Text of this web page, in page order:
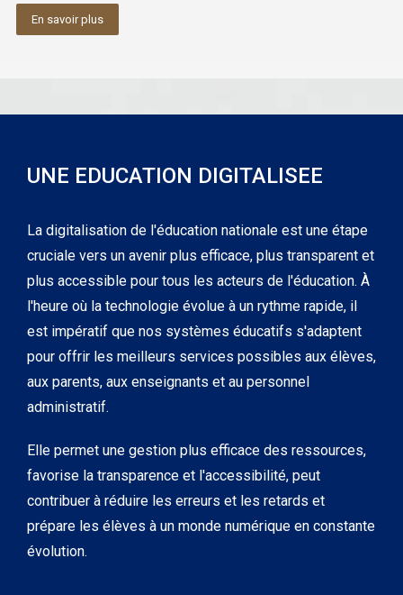
En savoir plus
UNE EDUCATION DIGITALISEE
La digitalisation de l'éducation nationale est une étape
cruciale vers un avenir plus efficace, plus transparent et
plus accessible pour tous les acteurs de l'éducation. À
l'heure où la technologie évolue à un rythme rapide, il
est impératif que nos systèmes éducatifs s'adaptent
pour offrir les meilleurs services possibles aux élèves,
aux parents, aux enseignants et au personnel
administratif.
Elle permet une gestion plus efficace des ressources,
favorise la transparence et l'accessibilité, peut
contribuer à réduire les erreurs et les retards et
prépare les élèves à un monde numérique en constante
évolution.